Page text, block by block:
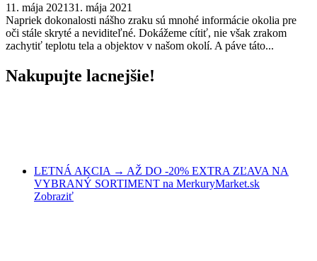
11. mája 202131. mája 2021
Napriek dokonalosti nášho zraku sú mnohé informácie okolia pre
oči stále skryté a neviditeľné. Dokážeme cítiť, nie však zrakom
zachytiť teplotu tela a objektov v našom okolí. A páve táto...
Nakupujte lacnejšie!
LETNÁ AKCIA → AŽ DO -20% EXTRA ZĽAVA NA
VYBRANÝ SORTIMENT na MerkuryMarket.sk
Zobraziť